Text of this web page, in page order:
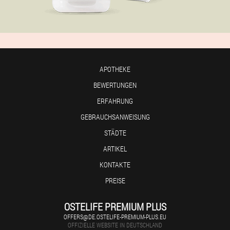
APOTHEKE
BEWERTUNGEN
ERFAHRUNG
GEBRAUCHSANWEISUNG
STÄDTE
ARTIKEL
KONTAKTE
PREISE
OSTELIFE PREMIUM PLUS
OFFERS@DE.OSTELIFE-PREMIUM-PLUS.EU
OFFIZIELLE WEBSITE IN DEUTSCHLAND